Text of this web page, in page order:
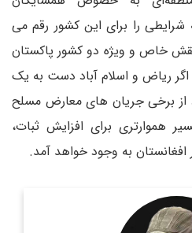
را برای این کشور رقم می
نقش خاص و ویژه دو کشور پاکستان
ریاض و اسلام آباد دست به یک
از برخی جریان های معارض مسلح
هموارتری برای افزایش ثبات،
به وجود خواهد آمد.
روزنامه نگاری سیاسی و عضو